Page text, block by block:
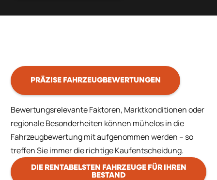
PRÄZISE FAHRZEUGBEWERTUNGEN
Bewertungsrelevante Faktoren, Marktkonditionen oder
regionale Besonderheiten können mühelos in die
Fahrzeugbewertung mit aufgenommen werden – so
treffen Sie immer die richtige Kaufentscheidung.
DIE RENTABELSTEN FAHRZEUGE FÜR IHREN
BESTAND